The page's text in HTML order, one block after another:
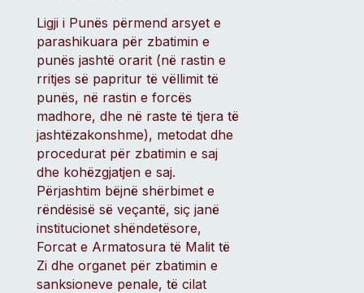
Ligji i Punës përmend arsyet e
parashikuara për zbatimin e
punës jashtë orarit (në rastin e
rritjes së papritur të vëllimit të
punës, në rastin e forcës
madhore, dhe në raste të tjera të
jashtëzakonshme), metodat dhe
procedurat për zbatimin e saj
dhe kohëzgjatjen e saj.
Përjashtim bëjnë shërbimet e
rëndësisë së veçantë, siç janë
institucionet shëndetësore,
Forcat e Armatosura të Malit të
Zi dhe organet për zbatimin e
sanksioneve penale, të cilat